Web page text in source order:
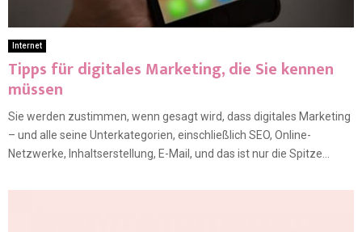
Internet
Tipps für digitales Marketing, die Sie kennen
müssen
Sie werden zustimmen, wenn gesagt wird, dass digitales Marketing
– und alle seine Unterkategorien, einschließlich SEO, Online-
Netzwerke, Inhaltserstellung, E-Mail, und das ist nur die Spitze...